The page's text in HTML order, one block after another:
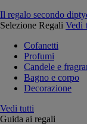
Il regalo secondo
Selezione Regali Vedi
Cofanetti
Profumi
Candele e
Bagno e corpo
Decorazione
Vedi tutti
Guida ai regali